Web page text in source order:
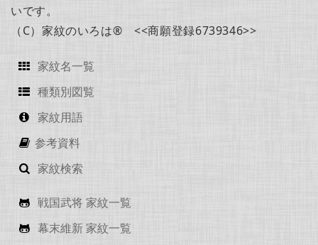
いです。
（C）家紋のいろは® <<商願登録6739346>>
家紋名一覧
種類別図覧
家紋用語
参考資料
家紋検索
戦国武将 家紋一覧
幕末維新 家紋一覧